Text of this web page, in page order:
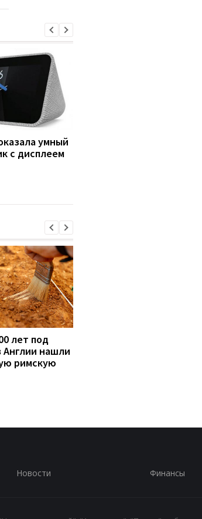
умный
с дисплеем
лет под
Англии нашли
римскую
Новости Финансы